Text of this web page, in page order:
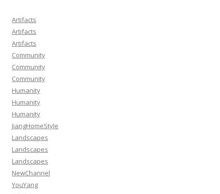
Artifacts
Artifacts
Artifacts
Community
Community
Community
Humanity
Humanity
Humanity
JiangHomeStyle
Landscapes
Landscapes
Landscapes
NewChannel
YouYang